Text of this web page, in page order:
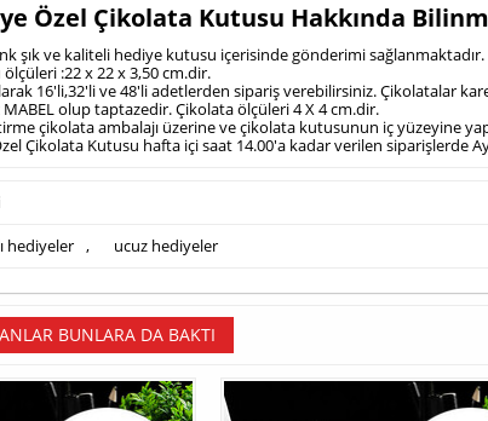
Özel Çikolata Kutusu Hakkında
şık ve kaliteli hediye kutusu içerisinde gönderimi sağlanmaktadır.
:22 x 22 x 3,50 cm.dir.
16'li,32'li ve 48'li adetlerden sipariş verebilirsiniz. Çikolatalar
MABEL olup taptazedir. Çikolata ölçüleri 4 X 4 cm.dir.
çikolata ambalajı üzerine ve çikolata kutusunun iç yüzeyine
Çikolata Kutusu hafta içi saat 14.00'a kadar verilen siparişlerde
hediyeler , ucuz hediyeler
BUNLARA DA BAKTI